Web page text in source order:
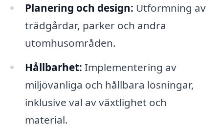
Planering och design: Utformning av
trädgårdar, parker och andra
utomhusområden.
Hållbarhet: Implementering av
miljövänliga och hållbara lösningar,
inklusive val av växtlighet och
material.